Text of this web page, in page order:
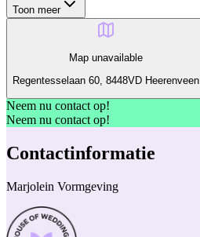
Toon meer
Map unavailable
Regentesselaan 60, 8448VD Heerenveen
Neem nu contact op!
Neem nu contact op!
Contactinformatie
Marjolein Vormgeving